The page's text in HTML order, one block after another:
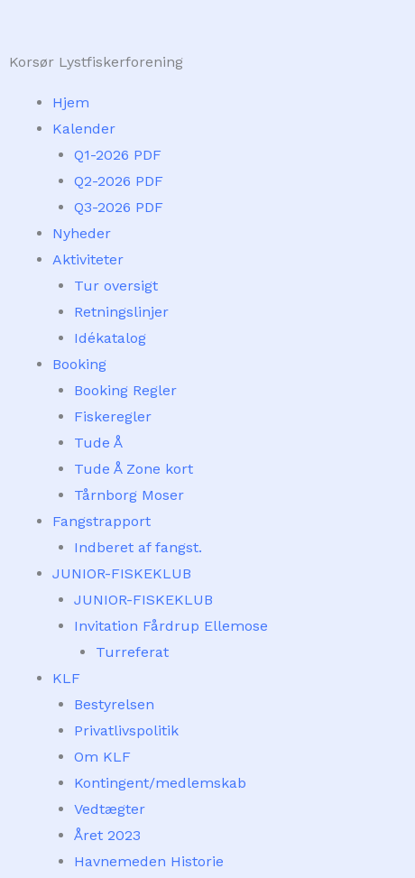
content
Korsør Lystfiskerforening
Hjem
Kalender
Q1-2026 PDF
Q2-2026 PDF
Q3-2026 PDF
Nyheder
Aktiviteter
Tur oversigt
Retningslinjer
Idékatalog
Booking
Booking Regler
Fiskeregler
Tude Å
Tude Å Zone kort
Tårnborg Moser
Fangstrapport
Indberet af fangst.
JUNIOR-FISKEKLUB
JUNIOR-FISKEKLUB
Invitation Fårdrup Ellemose
Turreferat
KLF
Bestyrelsen
Privatlivspolitik
Om KLF
Kontingent/medlemskab
Vedtægter
Året 2023
Havnemeden Historie